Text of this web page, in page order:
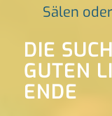
Sälen
DIE
GUTEN
ENDE